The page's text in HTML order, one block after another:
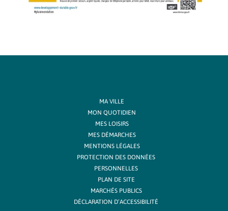
MA VILLE
MON QUOTIDIEN
MES LOISIRS
MES DÉMARCHES
MENTIONS LÉGALES
PROTECTION DES DONNÉES
PERSONNELLES
PLAN DE SITE
MARCHÉS PUBLICS
DÉCLARATION D’ACCESSIBILITÉ